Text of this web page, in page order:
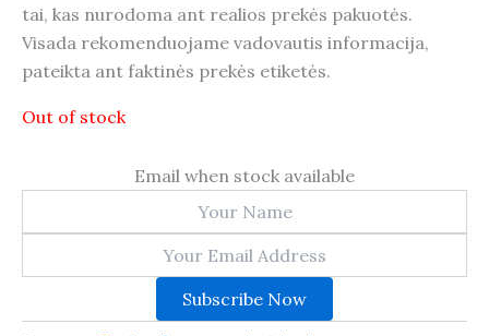
tai, kas nurodoma ant realios prekės pakuotės.
Visada rekomenduojame vadovautis informacija,
pateikta ant faktinės prekės etiketės.
Out of stock
Email when stock available
Subscribe Now